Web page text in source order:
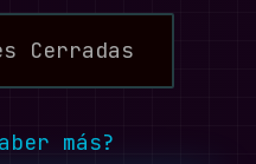
Cerradas
más?